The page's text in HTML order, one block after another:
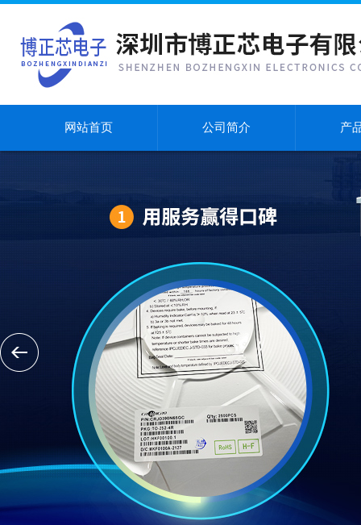
网站首页 公司简介 产